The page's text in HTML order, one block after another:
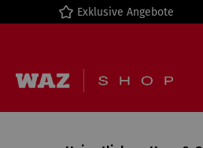
Zur Hauptnavigation
Exklusive Angebote